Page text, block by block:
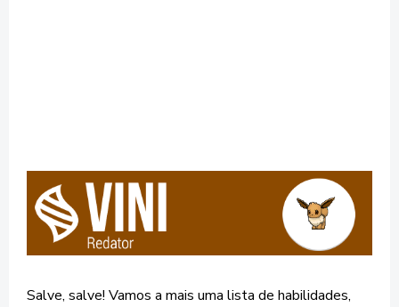
Salve, salve! Vamos a mais uma lista de habilidades,